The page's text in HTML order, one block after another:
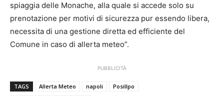
spiaggia delle Monache, alla quale si accede solo su
prenotazione per motivi di sicurezza pur essendo libera,
necessita di una gestione diretta ed efficiente del
Comune in caso di allerta meteo”.
PUBBLICITÀ
TAGS Allerta Meteo napoli
Posillpo